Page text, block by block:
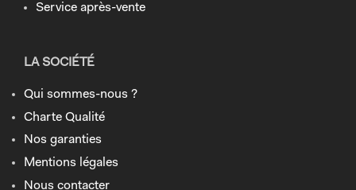
Service après-vente
LA SOCIÉTÉ
Qui sommes-nous ?
Charte Qualité
Nos garanties
Mentions légales
Nous contacter